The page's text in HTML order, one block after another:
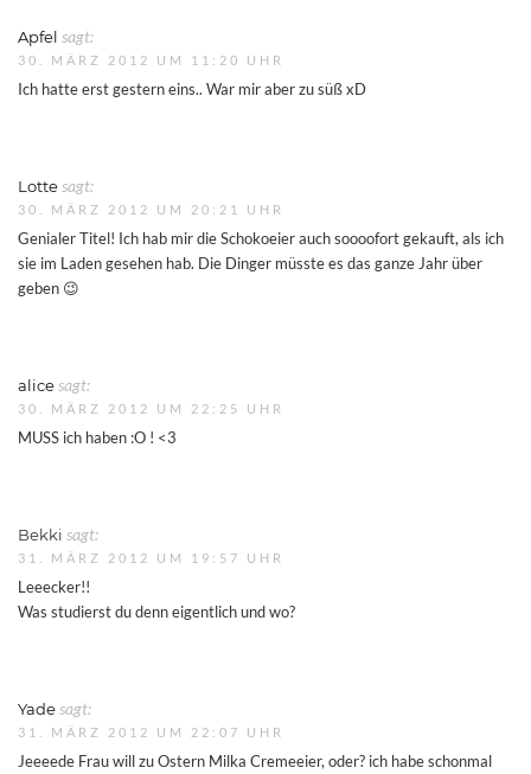
Apfel sagt:
30. MÄRZ 2012 UM 11:20 UHR
Ich hatte erst gestern eins.. War mir aber zu süß xD
Lottesagt:
30. MÄRZ 2012 UM 20:21 UHR
Genialer Titel! Ich hab mir die Schokoeier auch soooofort gekauft, als ich
sie im Laden gesehen hab. Die Dinger müsste es das ganze Jahr über
geben 😉
alicesagt:
30. MÄRZ 2012 UM 22:25 UHR
MUSS ich haben :O ! <3
Bekki sagt:
31. MÄRZ 2012 UM 19:57 UHR
Leeecker!!
Was studierst du denn eigentlich und wo?
Yadesagt:
31. MÄRZ 2012 UM 22:07 UHR
Jeeeede Frau will zu Ostern Milka Cremeeier, oder? ich habe schonmal